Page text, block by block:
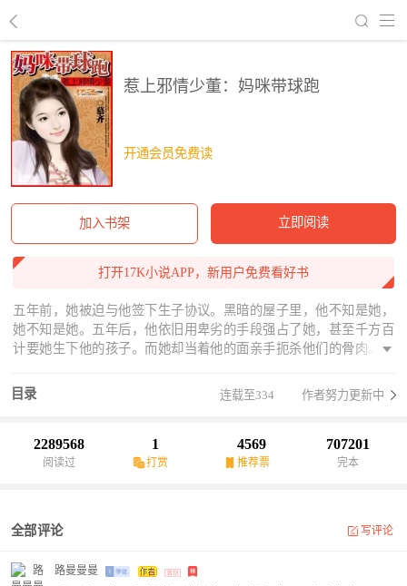
惹上邪情少董：妈咪带球跑
开通会员免费读
加入书架 立即阅读
打开17K小说APP，新用户免费看好书
五年前，她被迫与他签下生子协议。黑暗的屋子里，他不知是她，
她不知是她。五年后，他依旧用卑劣的手段强占了她，甚至千方百
计要她生下他的孩子。而她却当着他的面亲手扼杀他们的骨肉。并
望过，爱过，最终只落得一个再无心可伤。他恨她的欺骗，恨她的
决绝，可当她真正要离开的时候，他却发现，原来痛的，竟是自己
http://www.17k.com/book/407813.html
目录 连载至334 作者努力更新中
2289568
阅读过
1
打赏
4569
推荐票
707201
完本
全部评论 写评论
路曼曼曼